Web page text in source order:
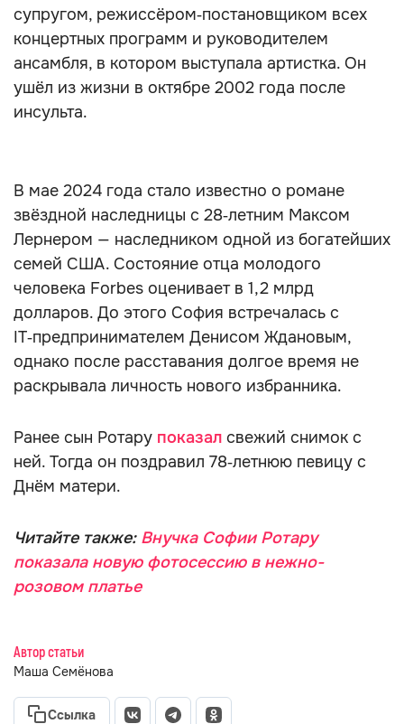
супругом, режиссёром‑постановщиком всех
концертных программ и руководителем
ансамбля, в котором выступала артистка. Он
ушёл из жизни в октябре 2002 года после
инсульта.
В мае 2024 года стало известно о романе
звёздной наследницы с 28‑летним Максом
Лернером — наследником одной из богатейших
семей США. Состояние отца молодого
человека Forbes оценивает в 1,2 млрд
долларов. До этого София встречалась с
IT‑предпринимателем Денисом Ждановым,
однако после расставания долгое время не
раскрывала личность нового избранника.
Ранее сын Ротару показал свежий снимок с
ней. Тогда он поздравил 78‑летнюю певицу с
Днём матери.
Читайте также: Внучка Софии Ротару
показала новую фотосессию в нежно-
розовом платье
Автор статьи
Маша Семёнова
Ссылка